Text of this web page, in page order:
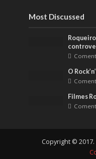
Most Discussed
O
Filmes
Copyright ©